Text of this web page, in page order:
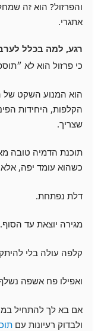
והפרזול? הוא זה
אתגרי.
רגע, למה בכלל
כי פרזול הוא לא
הוא המנוע השקט של
הקלפות, היחידות
שצריך.
תוכנת הדמיה טובה
כשהוא עומד יפה,
דלת נפתחת.
מגירה יוצאת עד הסוף.
קלפה עולה בלי
ואפילו פח אשפה
אם בא לך להתחיל
ולבדוק רעיונות עם